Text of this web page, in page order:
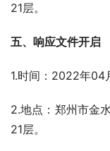
21层。
五、响应文件开启
1.时间：2022年04
2.地点：郑州市金
21层。